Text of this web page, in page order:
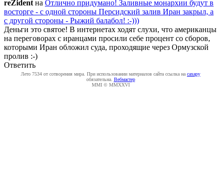
reZident на Отлично придумано! Заливные монархии будут в
восторге - с одной стороны Персидский залив Иран закрыл, а
с другой стороны - Рыжий балабол! :-)))
Деньги это святое! В интернетах ходят слухи, что американцы
на переговорах с иранцами просили себе процент со сборов,
которыми Иран обложил суда, проходящие через Ормузской
пролив :-)
Ответить
Лето 7534 от сотворения мира. При использовании материалов сайта ссылка на caxapу
обязательна. Вебмастер
MMI © MMXXVI